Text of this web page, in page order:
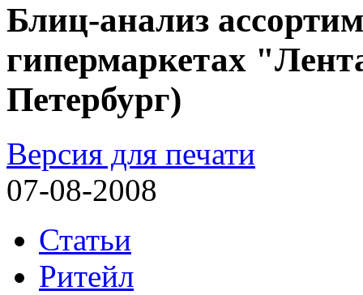
Блиц-анализ
гипермаркетах
Петербург)
Версия для печати
07-08-2008
Статьи
Ритейл